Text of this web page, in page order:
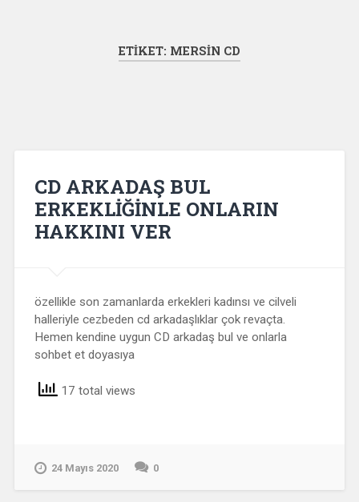
ETIKET: MERSIN CD
CD ARKADAŞ BUL
ERKEKLİĞİNLE ONLARIN
HAKKINI VER
özellikle son zamanlarda erkekleri kadınsı ve cilveli
halleriyle cezbeden cd arkadaşlıklar çok revaçta.
Hemen kendine uygun CD arkadaş bul ve onlarla
sohbet et doyasıya
17 total views
24 Mayıs 2020 0